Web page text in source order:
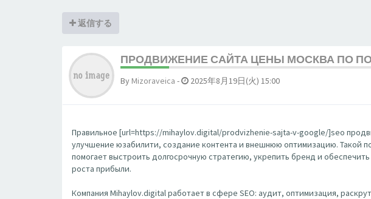
返信する
ПРОДВИЖЕНИЕ САЙТА ЦЕНЫ МОСКВА ПО
By Mizoraveica - 2025年8月19日(火) 15:00
Правильное [url=https://mihaylov.digital/prodvizhenie-sajta-v-google/]seo
улучшение юзабилити, создание контента и внешнюю оптимизацию. Такой
помогает выстроить долгосрочную стратегию, укрепить бренд и
роста прибыли.
Компания Mihaylov.digital работает в сфере SEO: аудит, оптимизация,